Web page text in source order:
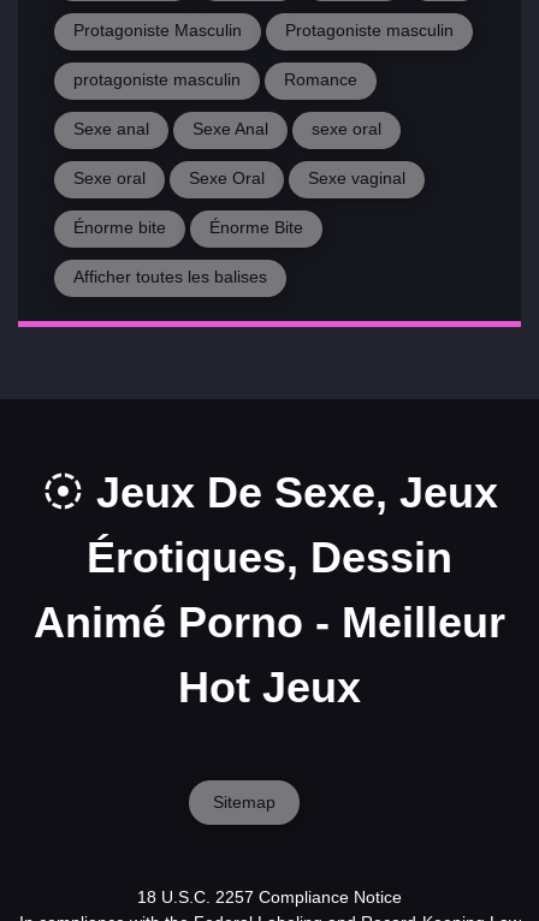
Protagoniste Masculin Protagoniste masculin
protagoniste masculin Romance
Sexe anal Sexe Anal sexe oral
Sexe oral Sexe Oral Sexe vaginal
Énorme bite Énorme Bite
Afficher toutes les balises
Jeux De Sexe, Jeux
Érotiques, Dessin
Animé Porno - Meilleur
Hot Jeux
Sitemap
18 U.S.C. 2257 Compliance Notice